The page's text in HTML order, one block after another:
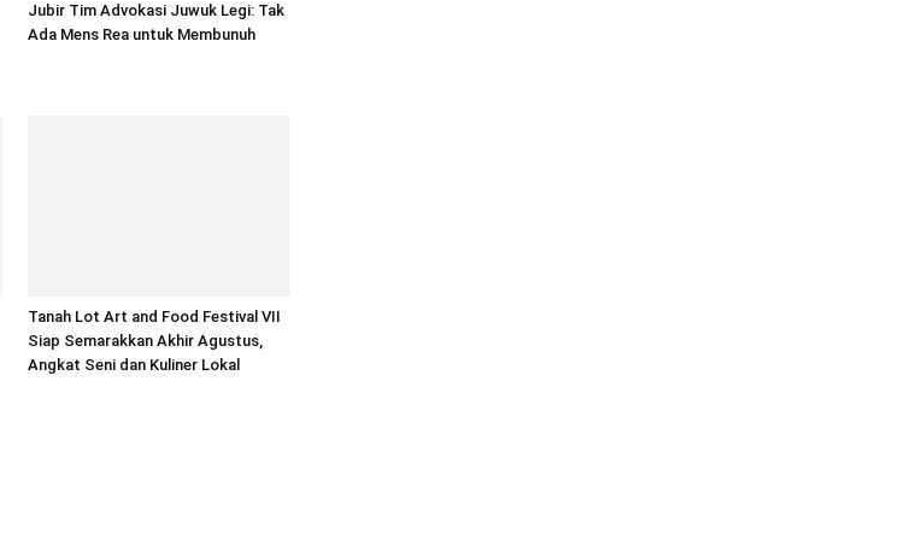
Jubir Tim Advokasi Juwuk Legi: Tak
Ada Mens Rea untuk Membunuh
Tanah Lot Art and Food Festival VII
Siap Semarakkan Akhir Agustus,
Angkat Seni dan Kuliner Lokal